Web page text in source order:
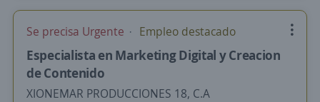
Se precisa Urgente Empleo destacado
Especialista en Marketing Digital y Creacion
de Contenido
XIONEMAR PRODUCCIONES 18, C.A